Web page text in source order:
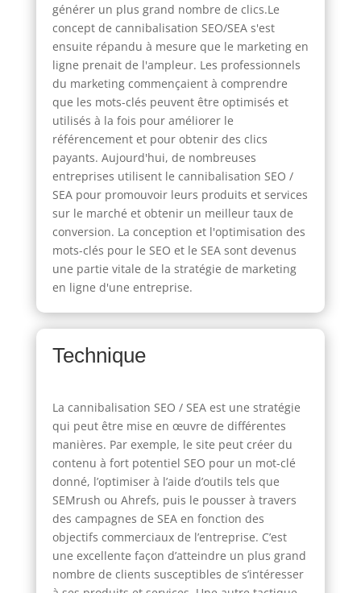
générer un plus grand nombre de clics.Le
concept de cannibalisation SEO/SEA s'est
ensuite répandu à mesure que le marketing en
ligne prenait de l'ampleur. Les professionnels
du marketing commençaient à comprendre
que les mots-clés peuvent être optimisés et
utilisés à la fois pour améliorer le
référencement et pour obtenir des clics
payants. Aujourd'hui, de nombreuses
entreprises utilisent le cannibalisation SEO /
SEA pour promouvoir leurs produits et services
sur le marché et obtenir un meilleur taux de
conversion. La conception et l'optimisation des
mots-clés pour le SEO et le SEA sont devenus
une partie vitale de la stratégie de marketing
en ligne d'une entreprise.
Technique
La cannibalisation SEO / SEA est une stratégie
qui peut être mise en œuvre de différentes
manières. Par exemple, le site peut créer du
contenu à fort potentiel SEO pour un mot-clé
donné, l’optimiser à l’aide d’outils tels que
SEMrush ou Ahrefs, puis le pousser à travers
des campagnes de SEA en fonction des
objectifs commerciaux de l’entreprise. C’est
une excellente façon d’atteindre un plus grand
nombre de clients susceptibles de s’intéresser